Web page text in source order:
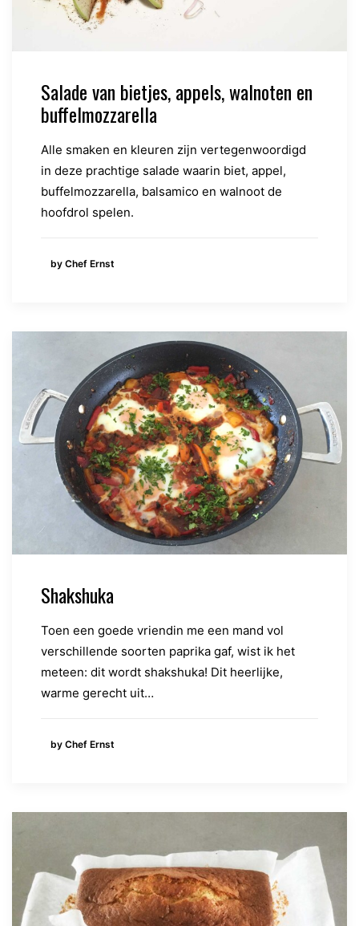
Salade van bietjes, appels, walnoten en
buffelmozzarella
Alle smaken en kleuren zijn vertegenwoordigd
in deze prachtige salade waarin biet, appel,
buffelmozzarella, balsamico en walnoot de
hoofdrol spelen.
by Chef Ernst
Shakshuka
Toen een goede vriendin me een mand vol
verschillende soorten paprika gaf, wist ik het
meteen: dit wordt shakshuka! Dit heerlijke,
warme gerecht uit…
by Chef Ernst